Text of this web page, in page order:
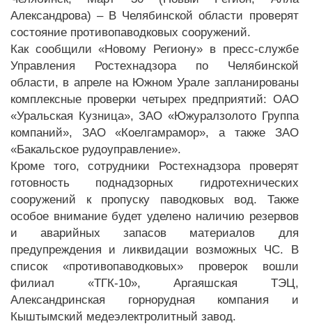
Александрова) – В Челябинской области проверят
состояние противопаводковых сооружений.
Как сообщили «Новому Региону» в пресс-службе
Управления Ростехнадзора по Челябинской
области, в апреле на Южном Урале запланированы
комплексные проверки четырех предприятий: ОАО
«Уральская Кузница», ЗАО «Южуралзолото Группа
компаний», ЗАО «Коелгамрамор», а также ЗАО
«Бакальское рудоуправление».
Кроме того, сотрудники Ростехнадзора проверят
готовность поднадзорных гидротехнических
сооружений к пропуску паводковых вод. Также
особое внимание будет уделено наличию резервов
и аварийных запасов материалов для
предупреждения и ликвидации возможных ЧС. В
список «противопаводковых» проверок вошли
филиал «ТГК-10», Аргаяшская ТЭЦ,
Александринская горнорудная компания и
Кыштымский медеэлектролитный завод.